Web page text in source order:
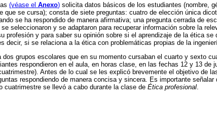
(véase el Anexo) solicita datos básicos de los estudiantes (nombre,
que se cursa); consta de siete preguntas: cuatro de elección única
se ha respondido de manera afirmativa; una pregunta cerrada de
seleccionaron y se adaptaron para recuperar información sobre la
profesión y para saber su opinión sobre si el aprendizaje de la ética se
decir, si se relaciona a la ética con problemáticas propias de la
dos grupos escolares que en su momento cursaban el cuarto y sexto
respondieron en el aula, en horas clase, en las fechas 12 y 13 de
Antes de lo cual se les explicó brevemente el objetivo de
respondiendo de manera concisa y sincera. Es importante
cuatrimestre se llevó a cabo durante la clase de Ética profesional